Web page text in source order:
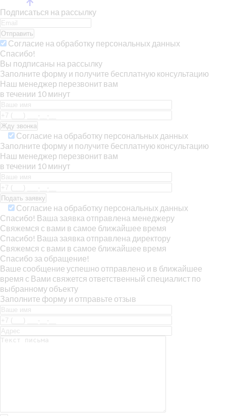
Подписаться на рассылку
Отправить
Согласие на обработку персональных данных
Спасибо!
Вы подписаны на рассылку
Заполните форму и получите бесплатную консультацию
Наш менеджер перезвонит вам
в течении 10 минут
Согласие на обработку персональных данных
Заполните форму и получите бесплатную консультацию
Наш менеджер перезвонит вам
в течении 10 минут
Согласие на обработку персональных данных
Спасибо! Ваша заявка отправлена менеджеру
Свяжемся с вами в самое ближайшее время
Спасибо! Ваша заявка отправлена директору
Свяжемся с вами в самое ближайшее время
Спасибо за обращение!
Ваше сообщение успешно отправлено и в ближайшее
время с Вами свяжется ответственный специалист по
выбранному объекту
Заполните форму и отправьте отзыв